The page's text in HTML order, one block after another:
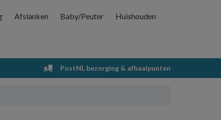
Uw winkelwagen is leeg.
Vul hem met producten.
Afslanken Baby/Peuter Huishouden
PostNL bezorging & afhaalpunten